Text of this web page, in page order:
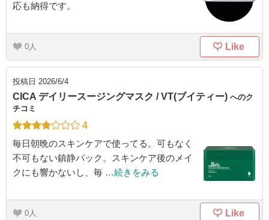
応も納得です。
0 Like
投稿日 2026/6/4
CICA デイリースージングマスク / VT(ブイティー) へのク
チコミ
4
毎日朝晩のスキンケアで使ってる。可もなく
不可もない鎮静パック。スキンケア後のメイ
クにも響かないし、毎 …続きをみる
0 Like